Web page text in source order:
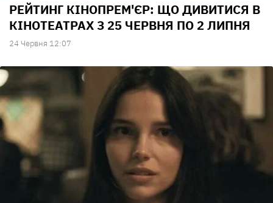
РЕЙТИНГ КІНОПРЕМ'ЄР: ЩО ДИВИТИСЯ В
КІНОТЕАТРАХ З 25 ЧЕРВНЯ ПО 2 ЛИПНЯ
24 Червня 12:07